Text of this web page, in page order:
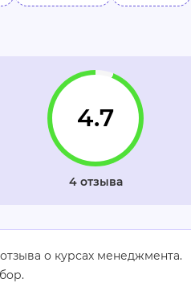
о курсах менеджмента.
4.7
4 отзыва